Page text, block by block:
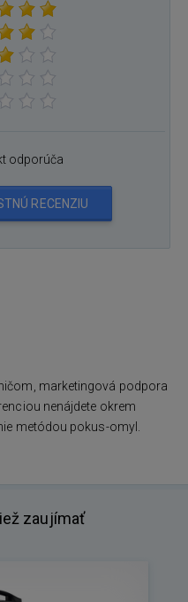
odporúča
RECENZIU
marketingová podpora
nenájdete okrem
metódou pokus-omyl.
zaujímať